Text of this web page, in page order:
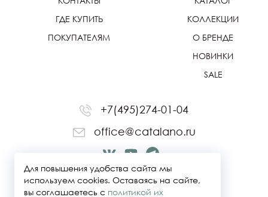
ГДЕ КУПИТЬ
ПОКУПАТЕЛЯМ
КОЛЛЕКЦИИ
О БРЕНДЕ
НОВИНКИ
SALE
+7(495)274-01-04
office@catalano.ru
Для повышения удобства сайта мы
используем cookies. Оставаясь на сайте,
вы соглашаетесь с политикой их